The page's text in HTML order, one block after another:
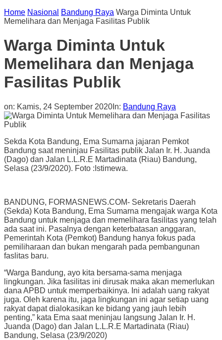
Home Nasional Bandung Raya Warga Diminta Untuk
Memelihara dan Menjaga Fasilitas Publik
Warga Diminta Untuk
Memelihara dan Menjaga
Fasilitas Publik
on: Kamis, 24 September 2020 In: Bandung Raya
Sekda Kota Bandung, Ema Sumarna jajaran Pemkot
Bandung saat meninjau Fasilitas publik Jalan Ir. H. Juanda
(Dago) dan Jalan L.L.R.E Martadinata (Riau) Bandung,
Selasa (23/9/2020). Foto :Istimewa.
BANDUNG, FORMASNEWS.COM- Sekretaris Daerah
(Sekda) Kota Bandung, Ema Sumarna mengajak warga Kota
Bandung untuk menjaga dan memelihara fasilitas yang telah
ada saat ini. Pasalnya dengan keterbatasan anggaran,
Pemerintah Kota (Pemkot) Bandung hanya fokus pada
pemiliharaan dan bukan mengarah pada pembangunan
faslitas baru.
“Warga Bandung, ayo kita bersama-sama menjaga
lingkungan. Jika fasilitas ini dirusak maka akan memerlukan
dana APBD untuk memperbaikinya. Ini adalah uang rakyat
juga. Oleh karena itu, jaga lingkungan ini agar setiap uang
rakyat dapat dialokasikan ke bidang yang jauh lebih
penting,” kata Ema saat meninjau langsung Jalan Ir. H.
Juanda (Dago) dan Jalan L.L.R.E Martadinata (Riau)
Bandung, Selasa (23/9/2020)